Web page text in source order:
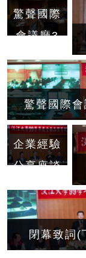
驚聲國際
會議廳3
驚聲國際
企業經驗
分享座談
會(下午)
閉幕致詞(